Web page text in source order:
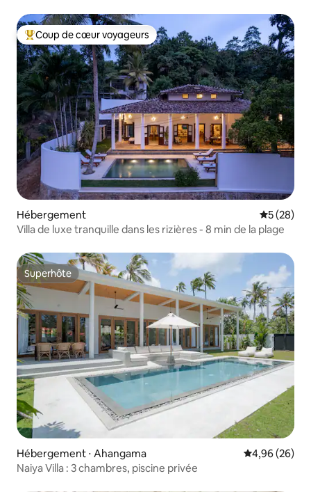
Coups de cœur voyageurs les plus appréciés
Coup de cœur voyageurs
Hébergement
5 (28)
Villa de luxe tranquille dans les rizières - 8 min de la plage
Superhôte
Superhôte
Hébergement ⋅ Ahangama Évaluation
4,96 (26)
Naiya Villa : 3 chambres, piscine privée